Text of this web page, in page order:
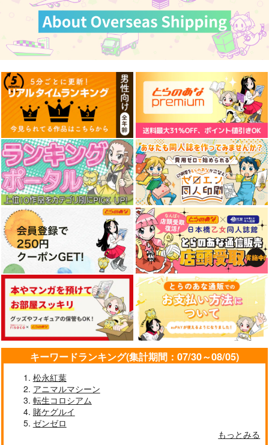
キーワードランキング(集計期間：07/30～08/05)
松永紅葉
アニマルマシーン
転生コロシアム
賭ケグルイ
ゼンゼロ
もっとみる